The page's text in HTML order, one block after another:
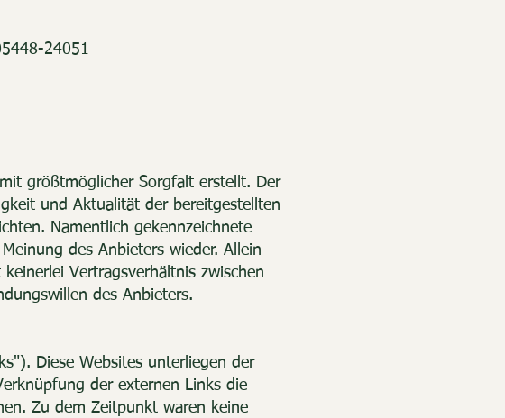
24051
größtmöglicher Sorgfalt erstellt. Der
und Aktualität der bereitgestellten
Namentlich gekennzeichnete
des Anbieters wieder. Allein
Vertragsverhältnis zwischen
des Anbieters.
Diese Websites unterliegen der
der externen Links die
Zu dem Zeitpunkt waren keine